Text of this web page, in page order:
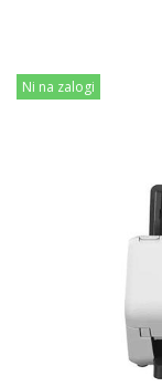
Ni na zalogi